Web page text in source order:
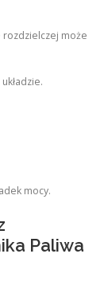
rozdzielczej może
mocy.
Paliwa